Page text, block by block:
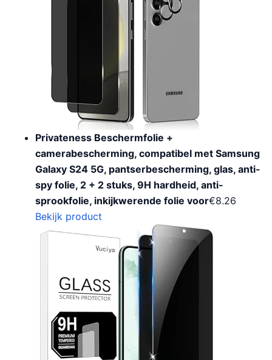
Privateness Beschermfolie +
camerabescherming, compatibel met Samsung
Galaxy S24 5G, pantserbescherming, glas, anti-
spy folie, 2 + 2 stuks, 9H hardheid, anti-
sprookfolie, inkijkwerende folie voor€8.26
Bekijk product